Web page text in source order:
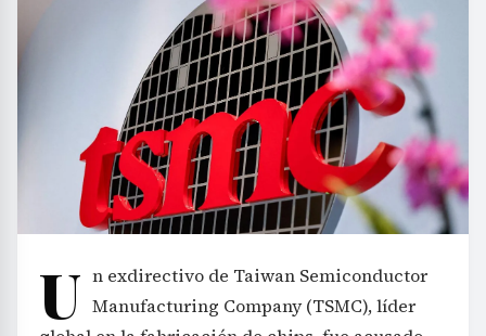
U n exdirectivo de Taiwan Semiconductor
Manufacturing Company (TSMC), líder